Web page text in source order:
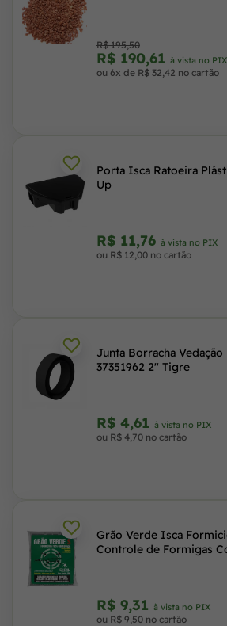
R$ 195,50
R$ 190,61 à vista no PIX
ou 6x de R$ 32,42 no cartão
Porta Isca Ratoeira
Up
R$ 11,76 à vista no PIX
ou R$ 12,00 no cartão
Junta Borracha
37351962 2" Tigre
R$ 4,61 à vista no PIX
ou R$ 4,70 no cartão
Grão Verde Isca
Controle de Formigas
R$ 9,31 à vista no PIX
ou R$ 9,50 no cartão